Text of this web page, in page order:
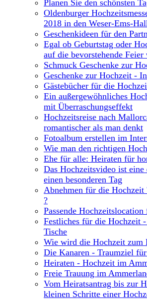
Planen Sie den schönsten
Oldenburger
2018 in den Weser-Ems-
Geschenkideen für den
Egal ob Geburtstag oder
auf die bevorstehende Feier
Schmuck Geschenke zur
Geschenke zur Hochzeit -
Gästebücher für die
Ein außergewöhnliches
mit Überraschungseffekt
Hochzeitsreise nach
romantischer als man denkt
Fotoalbum erstellen im
Wie man den richtigen
Ehe für alle: Heiraten für
Das Hochzeitsvideo ist
einen besonderen Tag
Abnehmen für die
?
Passende Hochzeitslocation
Festliches für die Hochzeit
Tische
Wie wird die Hochzeit zum
Die Kanaren - Traumziel
Heiraten - Hochzeit im
Freie Trauung im
Vom Heiratsantrag bis zur
kleinen Schritte einer